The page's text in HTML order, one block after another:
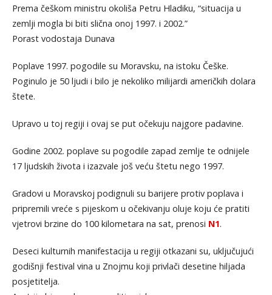
Prema češkom ministru okoliša Petru Hladiku, “situacija u
zemlji mogla bi biti slična onoj 1997. i 2002.”
Porast vodostaja Dunava
Poplave 1997. pogodile su Moravsku, na istoku Češke.
Poginulo je 50 ljudi i bilo je nekoliko milijardi američkih dolara
štete.
Upravo u toj regiji i ovaj se put očekuju najgore padavine.
Godine 2002. poplave su pogodile zapad zemlje te odnijele
17 ljudskih života i izazvale još veću štetu nego 1997.
Gradovi u Moravskoj podignuli su barijere protiv poplava i
pripremili vreće s pijeskom u očekivanju oluje koju će pratiti
vjetrovi brzine do 100 kilometara na sat, prenosi N1.
Deseci kulturnih manifestacija u regiji otkazani su, uključujući
godišnji festival vina u Znojmu koji privlači desetine hiljada
posjetitelja.